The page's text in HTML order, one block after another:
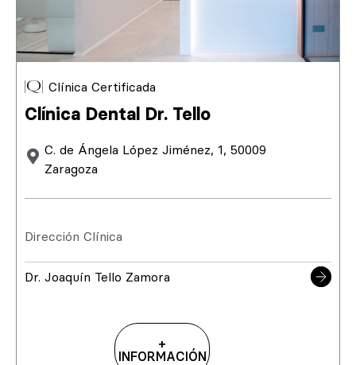
Clínica Certificada
Clínica Dental Dr. Tello
C. de Ángela López Jiménez, 1, 50009
Zaragoza
Dirección Clínica
Dr. Joaquín Tello Zamora
+
INFORMACIÓN